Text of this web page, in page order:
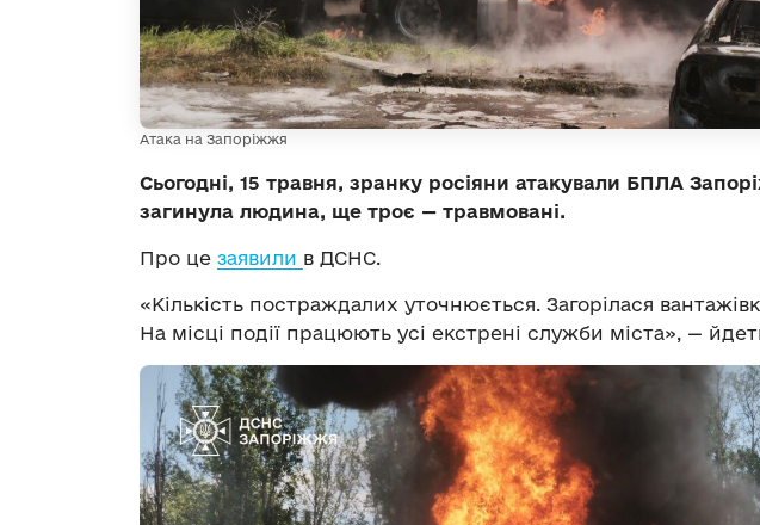
Атака на Запоріжжя
Сьогодні, 15 травня, зранку росіяни атакували БПЛА
загинула людина, ще троє — травмовані.
Про це заявили в ДСНС.
«Кількість постраждалих уточнюється. Загорілася
На місці події працюють усі екстрені служби міста», —